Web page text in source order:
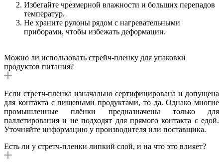
Избегайте чрезмерной влажности и больших перепадов
температур.
Не храните рулоны рядом с нагревательными
приборами, чтобы избежать деформации.
Можно ли использовать стрейч-пленку для упаковки
продуктов питания?
Если стретч-пленка изначально сертифицирована и допущена
для контакта с пищевыми продуктами, то да. Однако многие
промышленные плёнки предназначены только для
паллетирования и не подходят для прямого контакта с едой.
Уточняйте информацию у производителя или поставщика.
Есть ли у стретч-пленки липкий слой, и на что это влияет?